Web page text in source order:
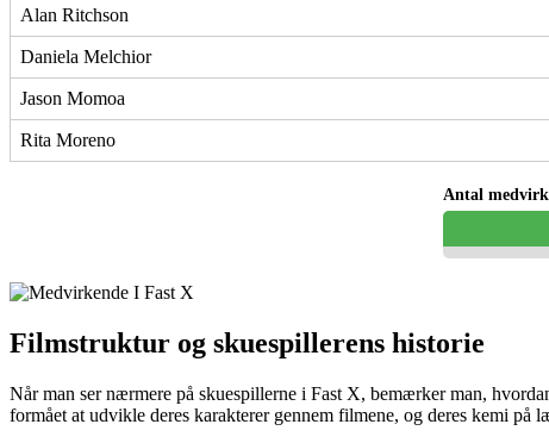
Alan Ritchson
Daniela Melchior
Jason Momoa
Rita Moreno
Antal
Filmstruktur og skuespillerens historie
Når man ser nærmere på skuespillerne i Fast X, bemærker man,
formået at udvikle deres karakterer gennem filmene, og deres kemi på